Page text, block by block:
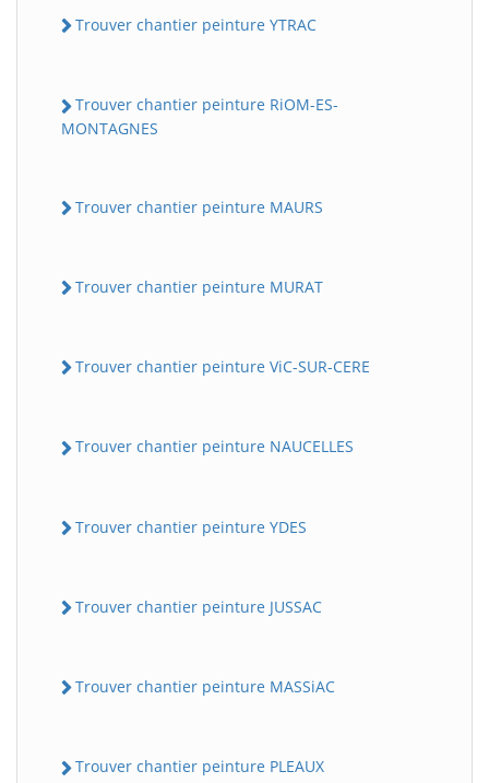
Trouver chantier peinture YTRAC
Trouver chantier peinture RiOM-ES-
MONTAGNES
Trouver chantier peinture MAURS
Trouver chantier peinture MURAT
Trouver chantier peinture ViC-SUR-CERE
Trouver chantier peinture NAUCELLES
Trouver chantier peinture YDES
Trouver chantier peinture JUSSAC
Trouver chantier peinture MASSiAC
Trouver chantier peinture PLEAUX